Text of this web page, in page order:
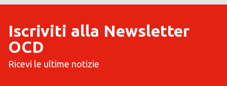
Iscriviti alla Newsletter
OCD
Ricevi le ultime notizie